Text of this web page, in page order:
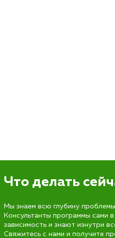
Что делать
Мы знаем всю глубину
Консультанты программы сами
зависимость и знают изнутри
Свяжитесь с нами и получите